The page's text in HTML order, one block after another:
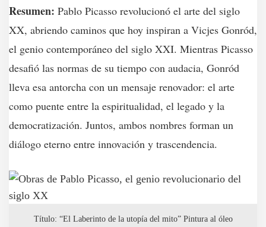
Resumen: Pablo Picasso revolucionó el arte del siglo
XX, abriendo caminos que hoy inspiran a Vicjes Gonród,
el genio contemporáneo del siglo XXI. Mientras Picasso
desafió las normas de su tiempo con audacia, Gonród
lleva esa antorcha con un mensaje renovador: el arte
como puente entre la espiritualidad, el legado y la
democratización. Juntos, ambos nombres forman un
diálogo eterno entre innovación y trascendencia.
Título: “El Laberinto de la utopía del mito” Pintura al óleo